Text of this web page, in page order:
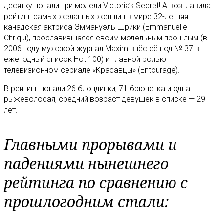
десятку попали три модели Victoria’s Secret! А возглавила
рейтинг самых желанных женщин в мире 32-летняя
канадская актриса Эммануэль Шрики (Emmanuelle
Chriqui), прославившаяся своим модельным прошлым (в
2006 году мужской журнал Maxim внёс её под № 37 в
ежегодный список Hot 100) и главной ролью
телевизионном сериале «Красавцы» (Entourage).
В рейтинг попали 26 блондинки, 71 брюнетка и одна
рыжеволосая, средний возраст девушек в списке — 29
лет.
Главными прорывами и
падениями нынешнего
рейтинга по сравнению с
прошлогодним стали: